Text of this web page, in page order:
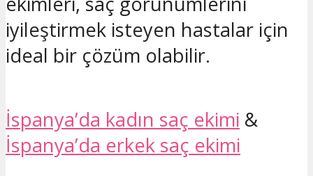
iyileştirmek isteyen hastalar için
ideal bir çözüm olabilir.
İspanya’da kadın saç ekimi &
İspanya’da erkek saç ekimi